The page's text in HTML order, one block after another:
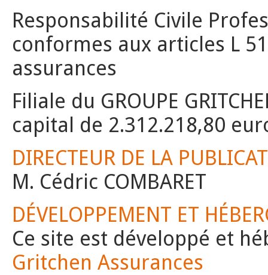
Responsabilité Civile
conformes aux articles L
assurances
Filiale du GROUPE
capital de 2.312.218,80
DIRECTEUR DE LA
M. Cédric COMBARET
DÉVELOPPEMENT ET
Ce site est développé et
Gritchen Assurances